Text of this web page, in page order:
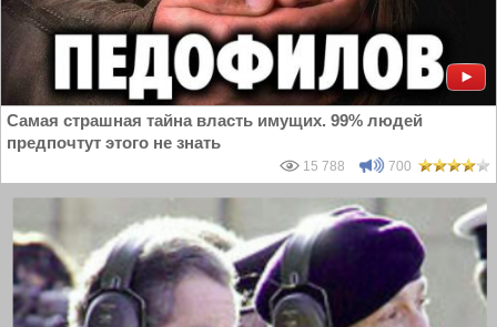
Самая страшная тайна власть имущих. 99% людей
предпочтут этого не знать
15 788 700